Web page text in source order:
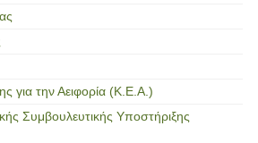
για την Αειφορία (Κ.Ε.Α.)
Συμβουλευτικής Υποστήριξης